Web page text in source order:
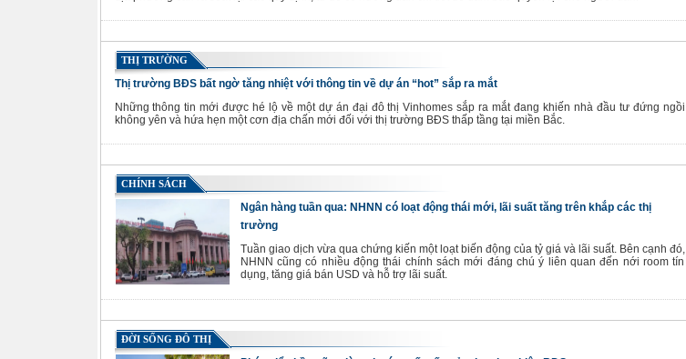
THỊ TRƯỜNG
Thị trường BĐS bất ngờ tăng nhiệt với thông tin về dự án “hot” sắp ra mắt
Những thông tin mới được hé lộ về một dự án đại đô thị Vinhomes sắp ra mắt đang khiến nhà đầu tư đứng ngồi
không yên và hứa hẹn một cơn địa chấn mới đối với thị trường BĐS thấp tầng tại miền Bắc.
CHÍNH SÁCH
Ngân hàng tuần qua: NHNN có loạt động thái mới, lãi suất tăng trên khắp các thị
trường
Tuần giao dịch vừa qua chứng kiến một loạt biến động của tỷ giá và lãi suất. Bên cạnh đó,
NHNN cũng có nhiều động thái chính sách mới đáng chú ý liên quan đến nới room tín
dụng, tăng giá bán USD và hỗ trợ lãi suất.
ĐỜI SỐNG ĐÔ THỊ